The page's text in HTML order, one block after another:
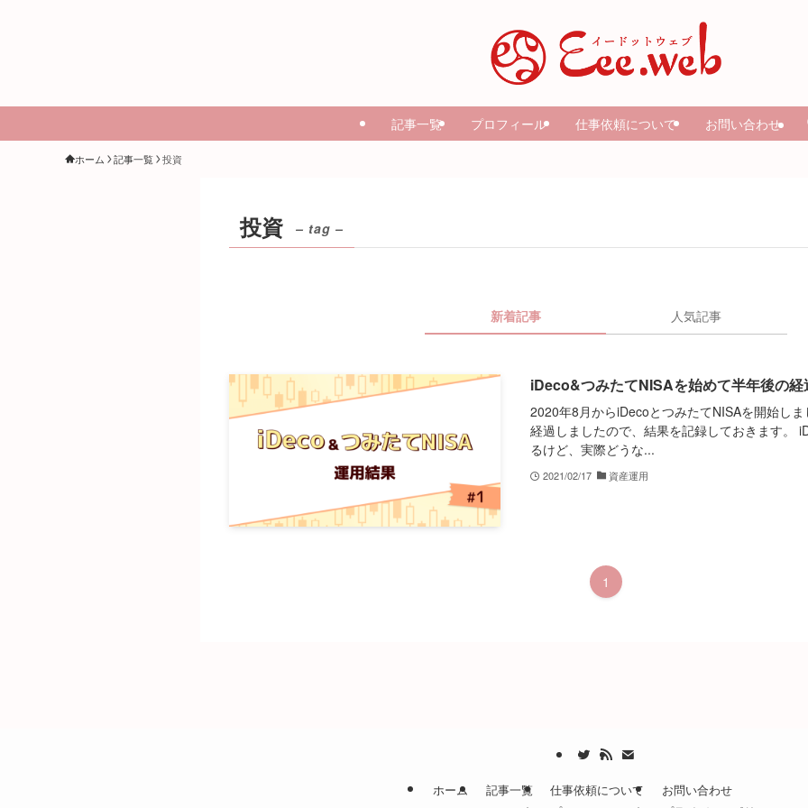
記事一覧 プロフィール 仕事依頼について お問い合わせ
ホーム 記事一覧 投資
投資 – tag –
新着記事 人気記事
iDeco&つみたてNISAを始めて半年後の経
2020年8月からiDecoとつみたてNISAを開始し
経過しましたので、結果を記録しておきます。
るけど、実際どうな...
2021/02/17 資産運用
1
ホーム 記事一覧
仕事依頼について
お問い合わせ